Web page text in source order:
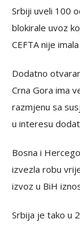
Srbiji uveli 100
blokirale uvoz
CEFTA nije
Dodatno
Crna Gora ima
razmjenu sa
u interesu
Bosna i
izvezla robu
izvoz u BiH
Srbija je tako u